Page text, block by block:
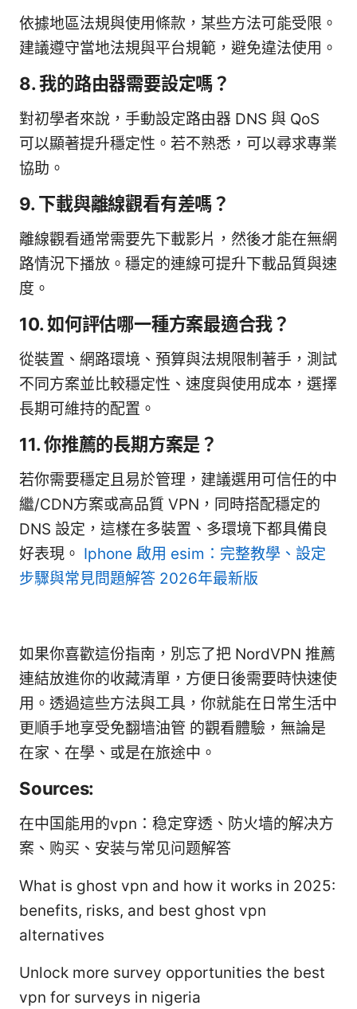
依據地區法規與使用條款，某些方法可能受限。
建議遵守當地法規與平台規範，避免違法使用。
8. 我的路由器需要設定嗎？
對初學者來說，手動設定路由器 DNS 與 QoS
可以顯著提升穩定性。若不熟悉，可以尋求專業
協助。
9. 下載與離線觀看有差嗎？
離線觀看通常需要先下載影片，然後才能在無網
路情況下播放。穩定的連線可提升下載品質與速
度。
10. 如何評估哪一種方案最適合我？
從裝置、網路環境、預算與法規限制著手，測試
不同方案並比較穩定性、速度與使用成本，選擇
長期可維持的配置。
11. 你推薦的長期方案是？
若你需要穩定且易於管理，建議選用可信任的中
繼/CDN方案或高品質 VPN，同時搭配穩定的
DNS 設定，這樣在多裝置、多環境下都具備良
好表現。 Iphone 啟用 esim：完整教學、設定
步驟與常見問題解答 2026年最新版
如果你喜歡這份指南，別忘了把 NordVPN 推薦
連結放進你的收藏清單，方便日後需要時快速使
用。透過這些方法與工具，你就能在日常生活中
更順手地享受免翻墙油管 的觀看體驗，無論是
在家、在學、或是在旅途中。
Sources:
在中国能用的vpn：稳定穿透、防火墙的解决方
案、购买、安装与常见问题解答
What is ghost vpn and how it works in 2025:
benefits, risks, and best ghost vpn
alternatives
Unlock more survey opportunities the best
vpn for surveys in nigeria